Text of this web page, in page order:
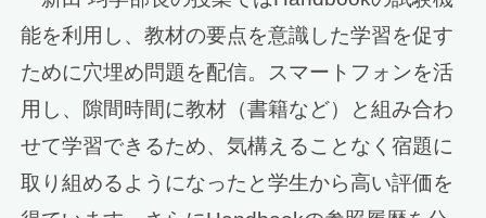
能を利用し、教材の要点を意識した学習を促す
ために穴埋め問題を配信。スマートフォンを活
用し、隙間時間に教材（書籍など）と組み合わ
せて学習できるため、気構えることなく宿題に
取り組めるようになったと学生から高い評価を